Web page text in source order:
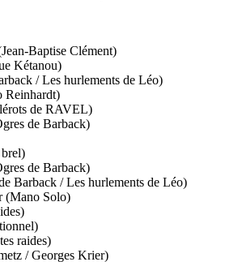
Baptise Clément)
Kétanou)
/ Les hurlements de Léo)
Reinhardt)
de RAVEL)
de Barback)
brel)
de Barback)
Barback / Les hurlements de Léo)
(Mano Solo)
raides)
/ Georges Krier)